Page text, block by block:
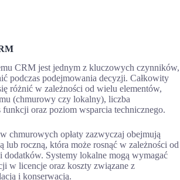
CRM jest jednym z kluczowych czynników,
podczas podejmowania decyzji. Całkowity
różnić w zależności od wielu elementów,
(chmurowy czy lokalny), liczba
oraz poziom wsparcia technicznego.
chmurowych opłaty zazwyczaj obejmują
lub roczną, która może rosnąć w zależności od
Systemy lokalne mogą wymagać
w licencje oraz koszty związane z
i konserwacją.